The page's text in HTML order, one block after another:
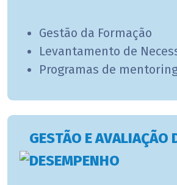
Gestão da Formação
Levantamento de
Programas de
GESTÃO E AVALIAÇÃO
DESEMPENHO